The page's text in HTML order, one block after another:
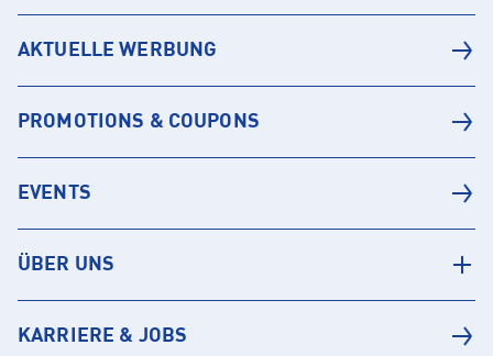
AKTUELLE WERBUNG
PROMOTIONS & COUPONS
EVENTS
ÜBER UNS
KARRIERE & JOBS